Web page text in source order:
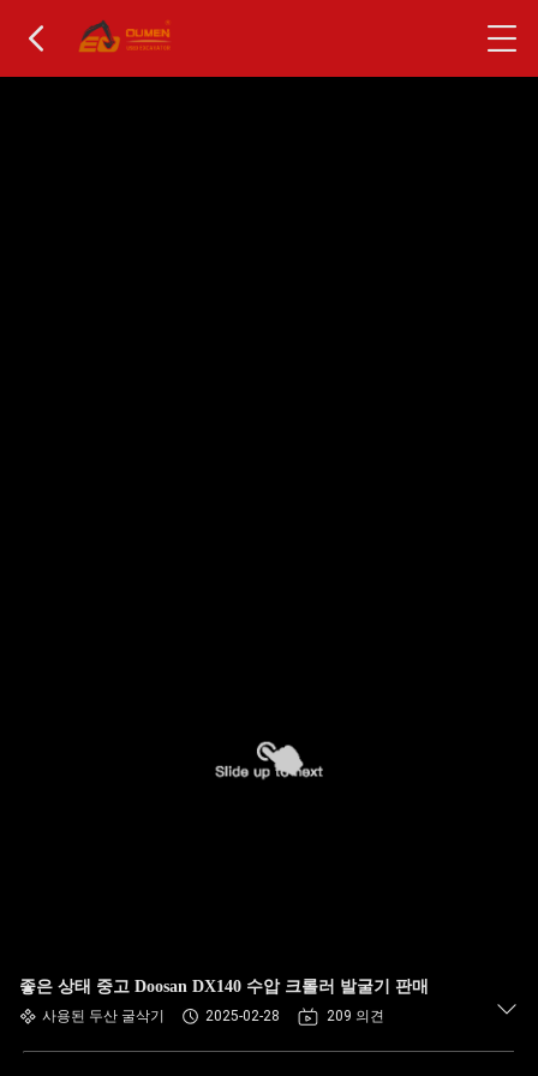
좋은 상태 중고 Doosan DX140 수압 크롤러 발굴기 판매
사용된 두산 굴삭기 2025-02-28 209 의견